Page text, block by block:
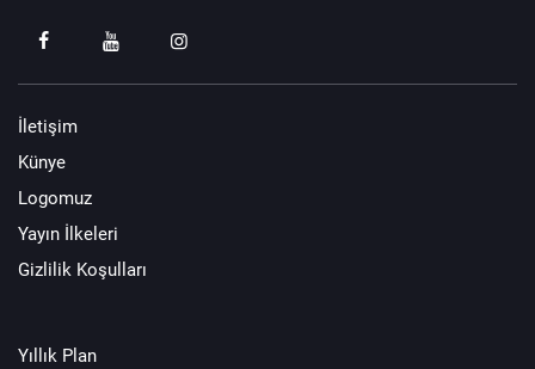
İletişim
Künye
Logomuz
Yayın İlkeleri
Gizlilik Koşulları
Yıllık Plan